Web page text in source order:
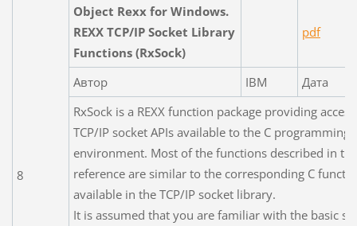
8
Object Rexx for Windows.
REXX TCP/IP Socket Library
Functions (RxSock)
pdf
Автор IBM
Дата
RxSock is a REXX function package providing
TCP/IP socket APIs available to the C programming
environment. Most of the functions described in
reference are similar to the corresponding C
available in the TCP/IP socket library.
It is assumed that you are familiar with the basic